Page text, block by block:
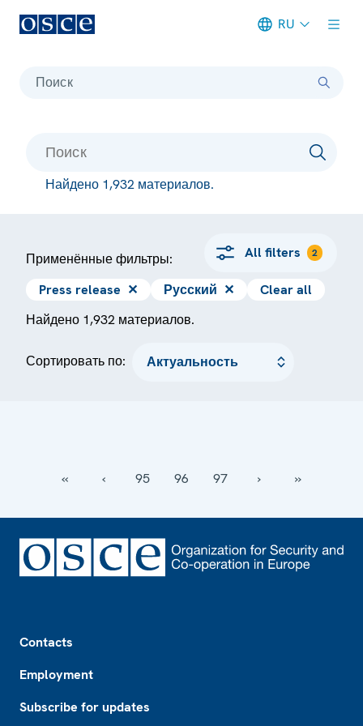
RU
Поиск
Найдено 1,932 материалов.
Применённые фильтры: All filters 2
Press release ✕ Русский ✕
Clear all
Найдено 1,932 материалов.
Сортировать по:
‹‹ ‹ 95 96 97 › ››
Contacts
Employment
Subscribe for updates